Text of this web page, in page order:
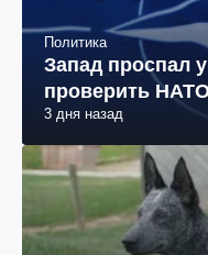
Политика
Запад проспал
проверить